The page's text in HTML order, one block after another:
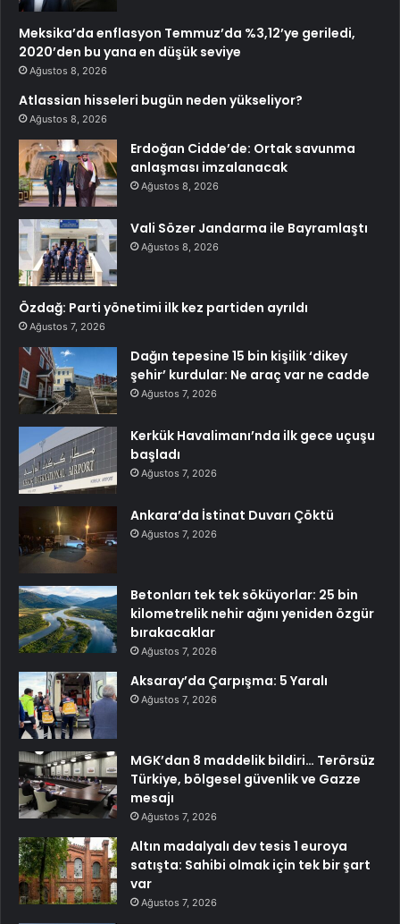
Meksika’da enflasyon Temmuz’da %3,12’ye geriledi,
2020’den bu yana en düşük seviye
Ağustos 8, 2026
Atlassian hisseleri bugün neden yükseliyor?
Ağustos 8, 2026
Erdoğan Cidde’de: Ortak savunma
anlaşması imzalanacak
Ağustos 8, 2026
Vali Sözer Jandarma ile Bayramlaştı
Ağustos 8, 2026
Özdağ: Parti yönetimi ilk kez partiden ayrıldı
Ağustos 7, 2026
Dağın tepesine 15 bin kişilik ‘dikey
şehir’ kurdular: Ne araç var ne cadde
Ağustos 7, 2026
Kerkük Havalimanı’nda ilk gece uçuşu
başladı
Ağustos 7, 2026
Ankara’da İstinat Duvarı Çöktü
Ağustos 7, 2026
Betonları tek tek söküyorlar: 25 bin
kilometrelik nehir ağını yeniden özgür
bırakacaklar
Ağustos 7, 2026
Aksaray’da Çarpışma: 5 Yaralı
Ağustos 7, 2026
MGK’dan 8 maddelik bildiri… Terörsüz
Türkiye, bölgesel güvenlik ve Gazze
mesajı
Ağustos 7, 2026
Altın madalyalı dev tesis 1 euroya
satışta: Sahibi olmak için tek bir şart
var
Ağustos 7, 2026